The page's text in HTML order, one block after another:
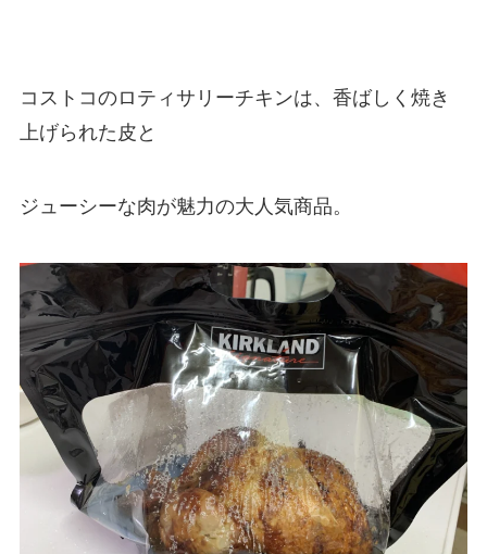
コストコのロティサリーチキンは、香ばしく焼き
上げられた皮と
ジューシーな肉が魅力の大人気商品。